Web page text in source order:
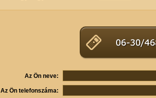
Az Ön neve:
Az Ön telefonszáma: